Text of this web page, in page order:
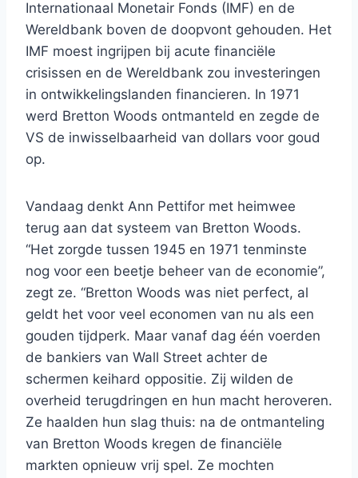
Internationaal Monetair Fonds (IMF) en de
Wereldbank boven de doopvont gehouden. Het
IMF moest ingrijpen bij acute financiële
crisissen en de Wereldbank zou investeringen
in ontwikkelingslanden financieren. In 1971
werd Bretton Woods ontmanteld en zegde de
VS de inwisselbaarheid van dollars voor goud
op.
Vandaag denkt Ann Pettifor met heimwee
terug aan dat systeem van Bretton Woods.
“Het zorgde tussen 1945 en 1971 tenminste
nog voor een beetje beheer van de economie”,
zegt ze. “Bretton Woods was niet perfect, al
geldt het voor veel economen van nu als een
gouden tijdperk. Maar vanaf dag één voerden
de bankiers van Wall Street achter de
schermen keihard oppositie. Zij wilden de
overheid terugdringen en hun macht heroveren.
Ze haalden hun slag thuis: na de ontmanteling
van Bretton Woods kregen de financiële
markten opnieuw vrij spel. Ze mochten